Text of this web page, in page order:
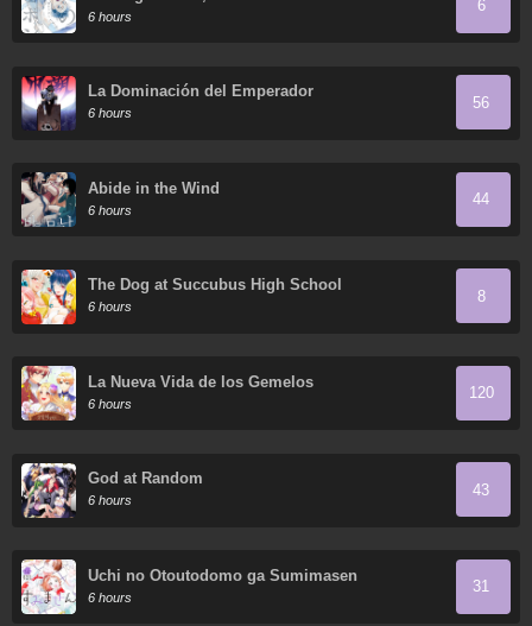
6 hours
6
La Dominación del Emperador
6 hours
56
Abide in the Wind
6 hours
44
The Dog at Succubus High School
6 hours
8
La Nueva Vida de los Gemelos
6 hours
120
God at Random
6 hours
43
Uchi no Otoutodomo ga Sumimasen
6 hours
31